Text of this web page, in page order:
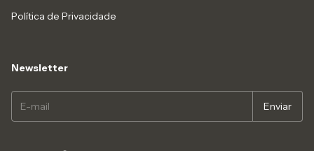
Política de Privacidade
Newsletter